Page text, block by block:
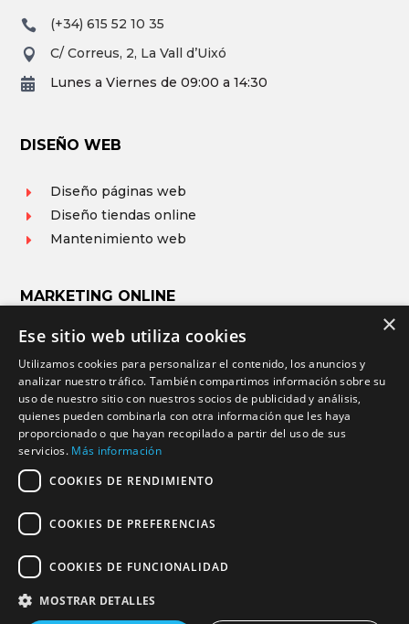
 (+34) 615 52 10 35
 C/ Correus, 2, La Vall d’Uixó
 Lunes a Viernes de 09:00 a 14:30
DISEÑO WEB
E Diseño páginas web
E Diseño tiendas online
E Mantenimiento web
MARKETING ONLINE
E Posicionamiento web (SEO)
E Publicidad en Google ADS (SEM)
Gestión Redes Sociales (RRSS)
E Diseño de logotipos

derechos reservados.
×
Ese sitio web utiliza cookies
Utilizamos cookies para personalizar el contenido, los anuncios y
analizar nuestro tráfico. También compartimos información sobre su
uso de nuestro sitio con nuestros socios de publicidad y análisis,
quienes pueden combinarla con otra información que les haya
proporcionado o que hayan recopilado a partir del uso de sus
servicios. Más información
COOKIES DE RENDIMIENTO
COOKIES DE PREFERENCIAS
COOKIES DE FUNCIONALIDAD
MOSTRAR DETALLES